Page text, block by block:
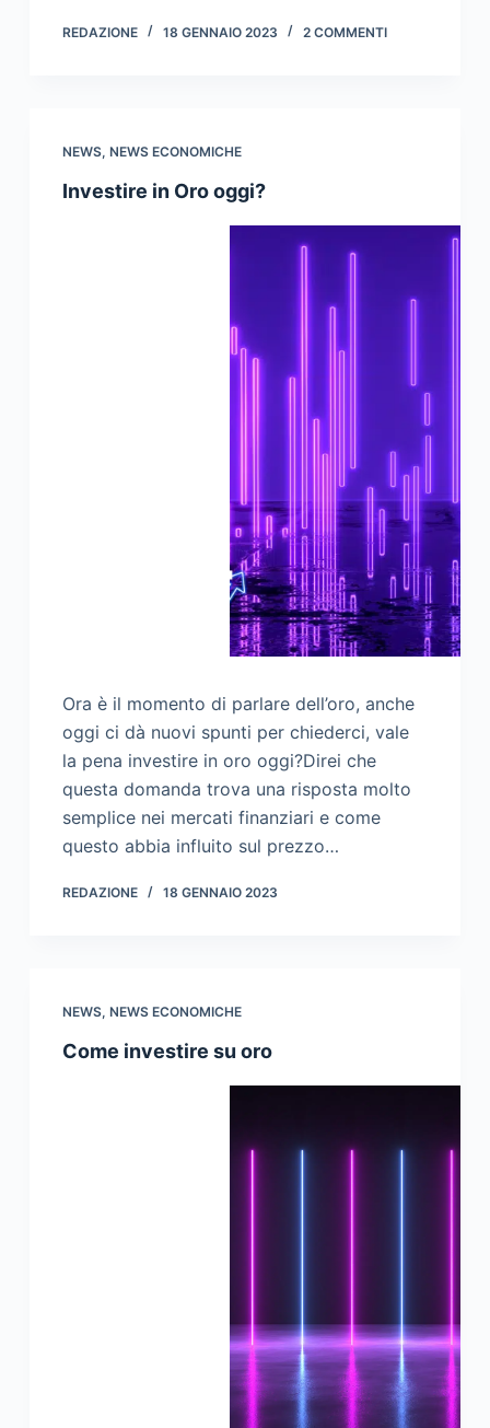
REDAZIONE 18 GENNAIO 2023 2 COMMENTI
NEWS, NEWS ECONOMICHE
Investire in Oro oggi?
Ora è il momento di parlare dell’oro, anche
oggi ci dà nuovi spunti per chiederci, vale
la pena investire in oro oggi?Direi che
questa domanda trova una risposta molto
semplice nei mercati finanziari e come
questo abbia influito sul prezzo…
REDAZIONE 18 GENNAIO 2023
NEWS, NEWS ECONOMICHE
Come investire su oro